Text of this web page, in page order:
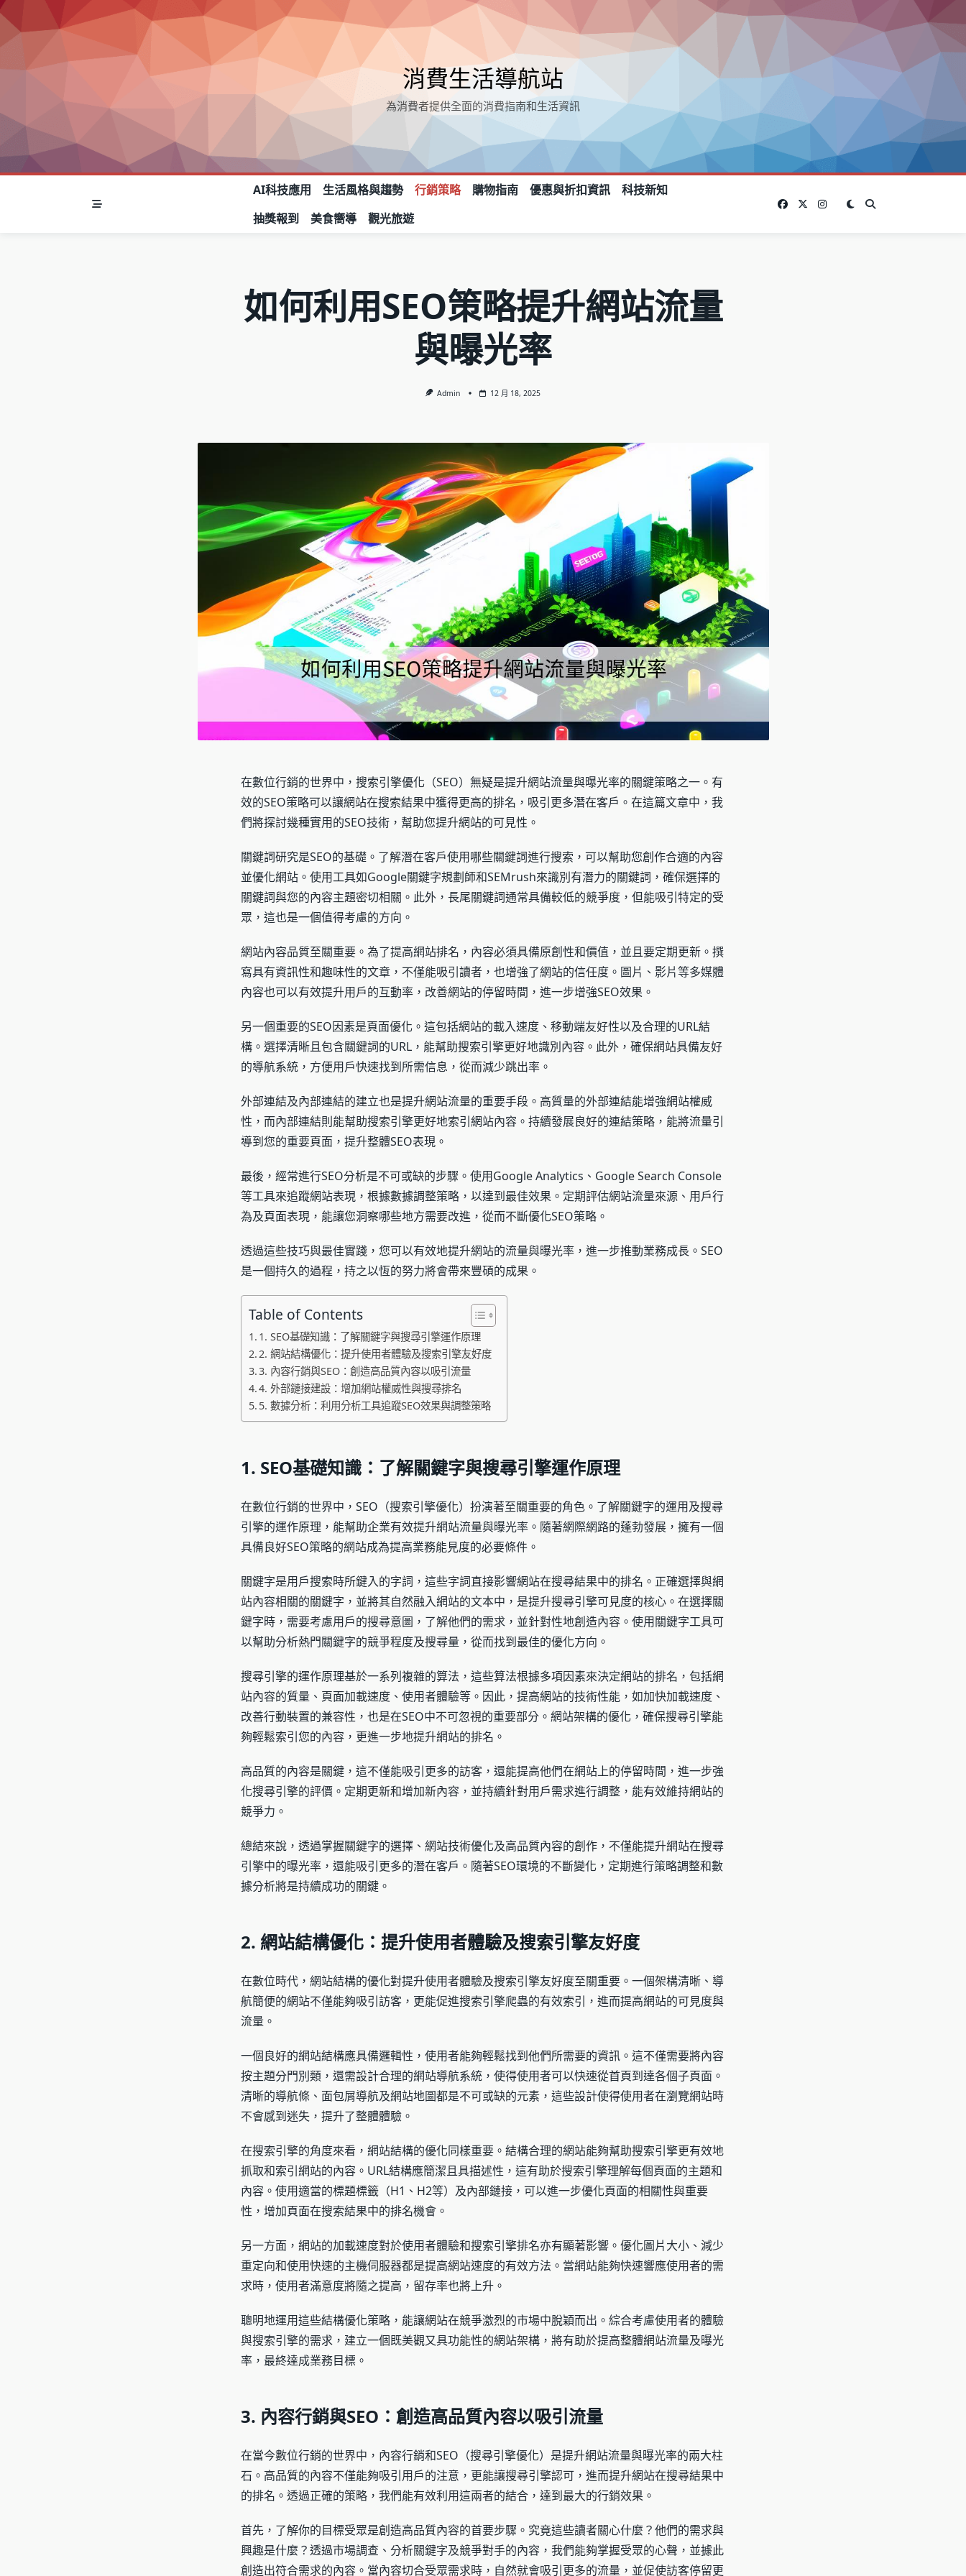
Skip
to
content
消費生活導航站
為消費者提供全面的消費指南和生活資訊
AI科技應用 生活風格與趨勢 行銷策略 購物指南 優惠與折扣資訊
科技新知
抽獎報到
美食嚮導 觀光旅遊
如何利用SEO策略提升網站流量
與曝光率
Admin 12 月 18, 2025
在數位行銷的世界中，搜索引擎優化（SEO）無疑是提升網站流量與曝光率的關鍵策略之一。有
效的SEO策略可以讓網站在搜索結果中獲得更高的排名，吸引更多潛在客戶。在這篇文章中，我
們將探討幾種實用的SEO技術，幫助您提升網站的可見性。
關鍵詞研究是SEO的基礎。了解潛在客戶使用哪些關鍵詞進行搜索，可以幫助您創作合適的內容
並優化網站。使用工具如Google關鍵字規劃師和SEMrush來識別有潛力的關鍵詞，確保選擇的
關鍵詞與您的內容主題密切相關。此外，長尾關鍵詞通常具備較低的競爭度，但能吸引特定的受
眾，這也是一個值得考慮的方向。
網站內容品質至關重要。為了提高網站排名，內容必須具備原創性和價值，並且要定期更新。撰
寫具有資訊性和趣味性的文章，不僅能吸引讀者，也增強了網站的信任度。圖片、影片等多媒體
內容也可以有效提升用戶的互動率，改善網站的停留時間，進一步增強SEO效果。
另一個重要的SEO因素是頁面優化。這包括網站的載入速度、移動端友好性以及合理的URL結
構。選擇清晰且包含關鍵詞的URL，能幫助搜索引擎更好地識別內容。此外，確保網站具備友好
的導航系統，方便用戶快速找到所需信息，從而減少跳出率。
外部連結及內部連結的建立也是提升網站流量的重要手段。高質量的外部連結能增強網站權威
性，而內部連結則能幫助搜索引擎更好地索引網站內容。持續發展良好的連結策略，能將流量引
導到您的重要頁面，提升整體SEO表現。
最後，經常進行SEO分析是不可或缺的步驟。使用Google Analytics、Google Search Console
等工具來追蹤網站表現，根據數據調整策略，以達到最佳效果。定期評估網站流量來源、用戶行
為及頁面表現，能讓您洞察哪些地方需要改進，從而不斷優化SEO策略。
透過這些技巧與最佳實踐，您可以有效地提升網站的流量與曝光率，進一步推動業務成長。SEO
是一個持久的過程，持之以恆的努力將會帶來豐碩的成果。
Table of Contents
1. SEO基礎知識：了解關鍵字與搜尋引擎運作原理
2. 網站結構優化：提升使用者體驗及搜索引擎友好度
3. 內容行銷與SEO：創造高品質內容以吸引流量
4. 外部鏈接建設：增加網站權威性與搜尋排名
5. 數據分析：利用分析工具追蹤SEO效果與調整策略
1. SEO基礎知識：了解關鍵字與搜尋引擎運作原理
在數位行銷的世界中，SEO（搜索引擎優化）扮演著至關重要的角色。了解關鍵字的運用及搜尋
引擎的運作原理，能幫助企業有效提升網站流量與曝光率。隨著網際網路的蓬勃發展，擁有一個
具備良好SEO策略的網站成為提高業務能見度的必要條件。
關鍵字是用戶搜索時所鍵入的字詞，這些字詞直接影響網站在搜尋結果中的排名。正確選擇與網
站內容相關的關鍵字，並將其自然融入網站的文本中，是提升搜尋引擎可見度的核心。在選擇關
鍵字時，需要考慮用戶的搜尋意圖，了解他們的需求，並針對性地創造內容。使用關鍵字工具可
以幫助分析熱門關鍵字的競爭程度及搜尋量，從而找到最佳的優化方向。
搜尋引擎的運作原理基於一系列複雜的算法，這些算法根據多項因素來決定網站的排名，包括網
站內容的質量、頁面加載速度、使用者體驗等。因此，提高網站的技術性能，如加快加載速度、
改善行動裝置的兼容性，也是在SEO中不可忽視的重要部分。網站架構的優化，確保搜尋引擎能
夠輕鬆索引您的內容，更進一步地提升網站的排名。
高品質的內容是關鍵，這不僅能吸引更多的訪客，還能提高他們在網站上的停留時間，進一步強
化搜尋引擎的評價。定期更新和增加新內容，並持續針對用戶需求進行調整，能有效維持網站的
競爭力。
總結來說，透過掌握關鍵字的選擇、網站技術優化及高品質內容的創作，不僅能提升網站在搜尋
引擎中的曝光率，還能吸引更多的潛在客戶。隨著SEO環境的不斷變化，定期進行策略調整和數
據分析將是持續成功的關鍵。
2. 網站結構優化：提升使用者體驗及搜索引擎友好度
在數位時代，網站結構的優化對提升使用者體驗及搜索引擎友好度至關重要。一個架構清晰、導
航簡便的網站不僅能夠吸引訪客，更能促進搜索引擎爬蟲的有效索引，進而提高網站的可見度與
流量。
一個良好的網站結構應具備邏輯性，使用者能夠輕鬆找到他們所需要的資訊。這不僅需要將內容
按主題分門別類，還需設計合理的網站導航系統，使得使用者可以快速從首頁到達各個子頁面。
清晰的導航條、面包屑導航及網站地圖都是不可或缺的元素，這些設計使得使用者在瀏覽網站時
不會感到迷失，提升了整體體驗。
在搜索引擎的角度來看，網站結構的優化同樣重要。結構合理的網站能夠幫助搜索引擎更有效地
抓取和索引網站的內容。URL結構應簡潔且具描述性，這有助於搜索引擎理解每個頁面的主題和
內容。使用適當的標題標籤（H1、H2等）及內部鏈接，可以進一步優化頁面的相關性與重要
性，增加頁面在搜索結果中的排名機會。
另一方面，網站的加載速度對於使用者體驗和搜索引擎排名亦有顯著影響。優化圖片大小、減少
重定向和使用快速的主機伺服器都是提高網站速度的有效方法。當網站能夠快速響應使用者的需
求時，使用者滿意度將隨之提高，留存率也將上升。
聰明地運用這些結構優化策略，能讓網站在競爭激烈的市場中脫穎而出。綜合考慮使用者的體驗
與搜索引擎的需求，建立一個既美觀又具功能性的網站架構，將有助於提高整體網站流量及曝光
率，最終達成業務目標。
3. 內容行銷與SEO：創造高品質內容以吸引流量
在當今數位行銷的世界中，內容行銷和SEO（搜尋引擎優化）是提升網站流量與曝光率的兩大柱
石。高品質的內容不僅能夠吸引用戶的注意，更能讓搜尋引擎認可，進而提升網站在搜尋結果中
的排名。透過正確的策略，我們能有效利用這兩者的結合，達到最大的行銷效果。
首先，了解你的目標受眾是創造高品質內容的首要步驟。究竟這些讀者關心什麼？他們的需求與
興趣是什麼？透過市場調查、分析關鍵字及競爭對手的內容，我們能夠掌握受眾的心聲，並據此
創造出符合需求的內容。當內容切合受眾需求時，自然就會吸引更多的流量，並促使訪客停留更